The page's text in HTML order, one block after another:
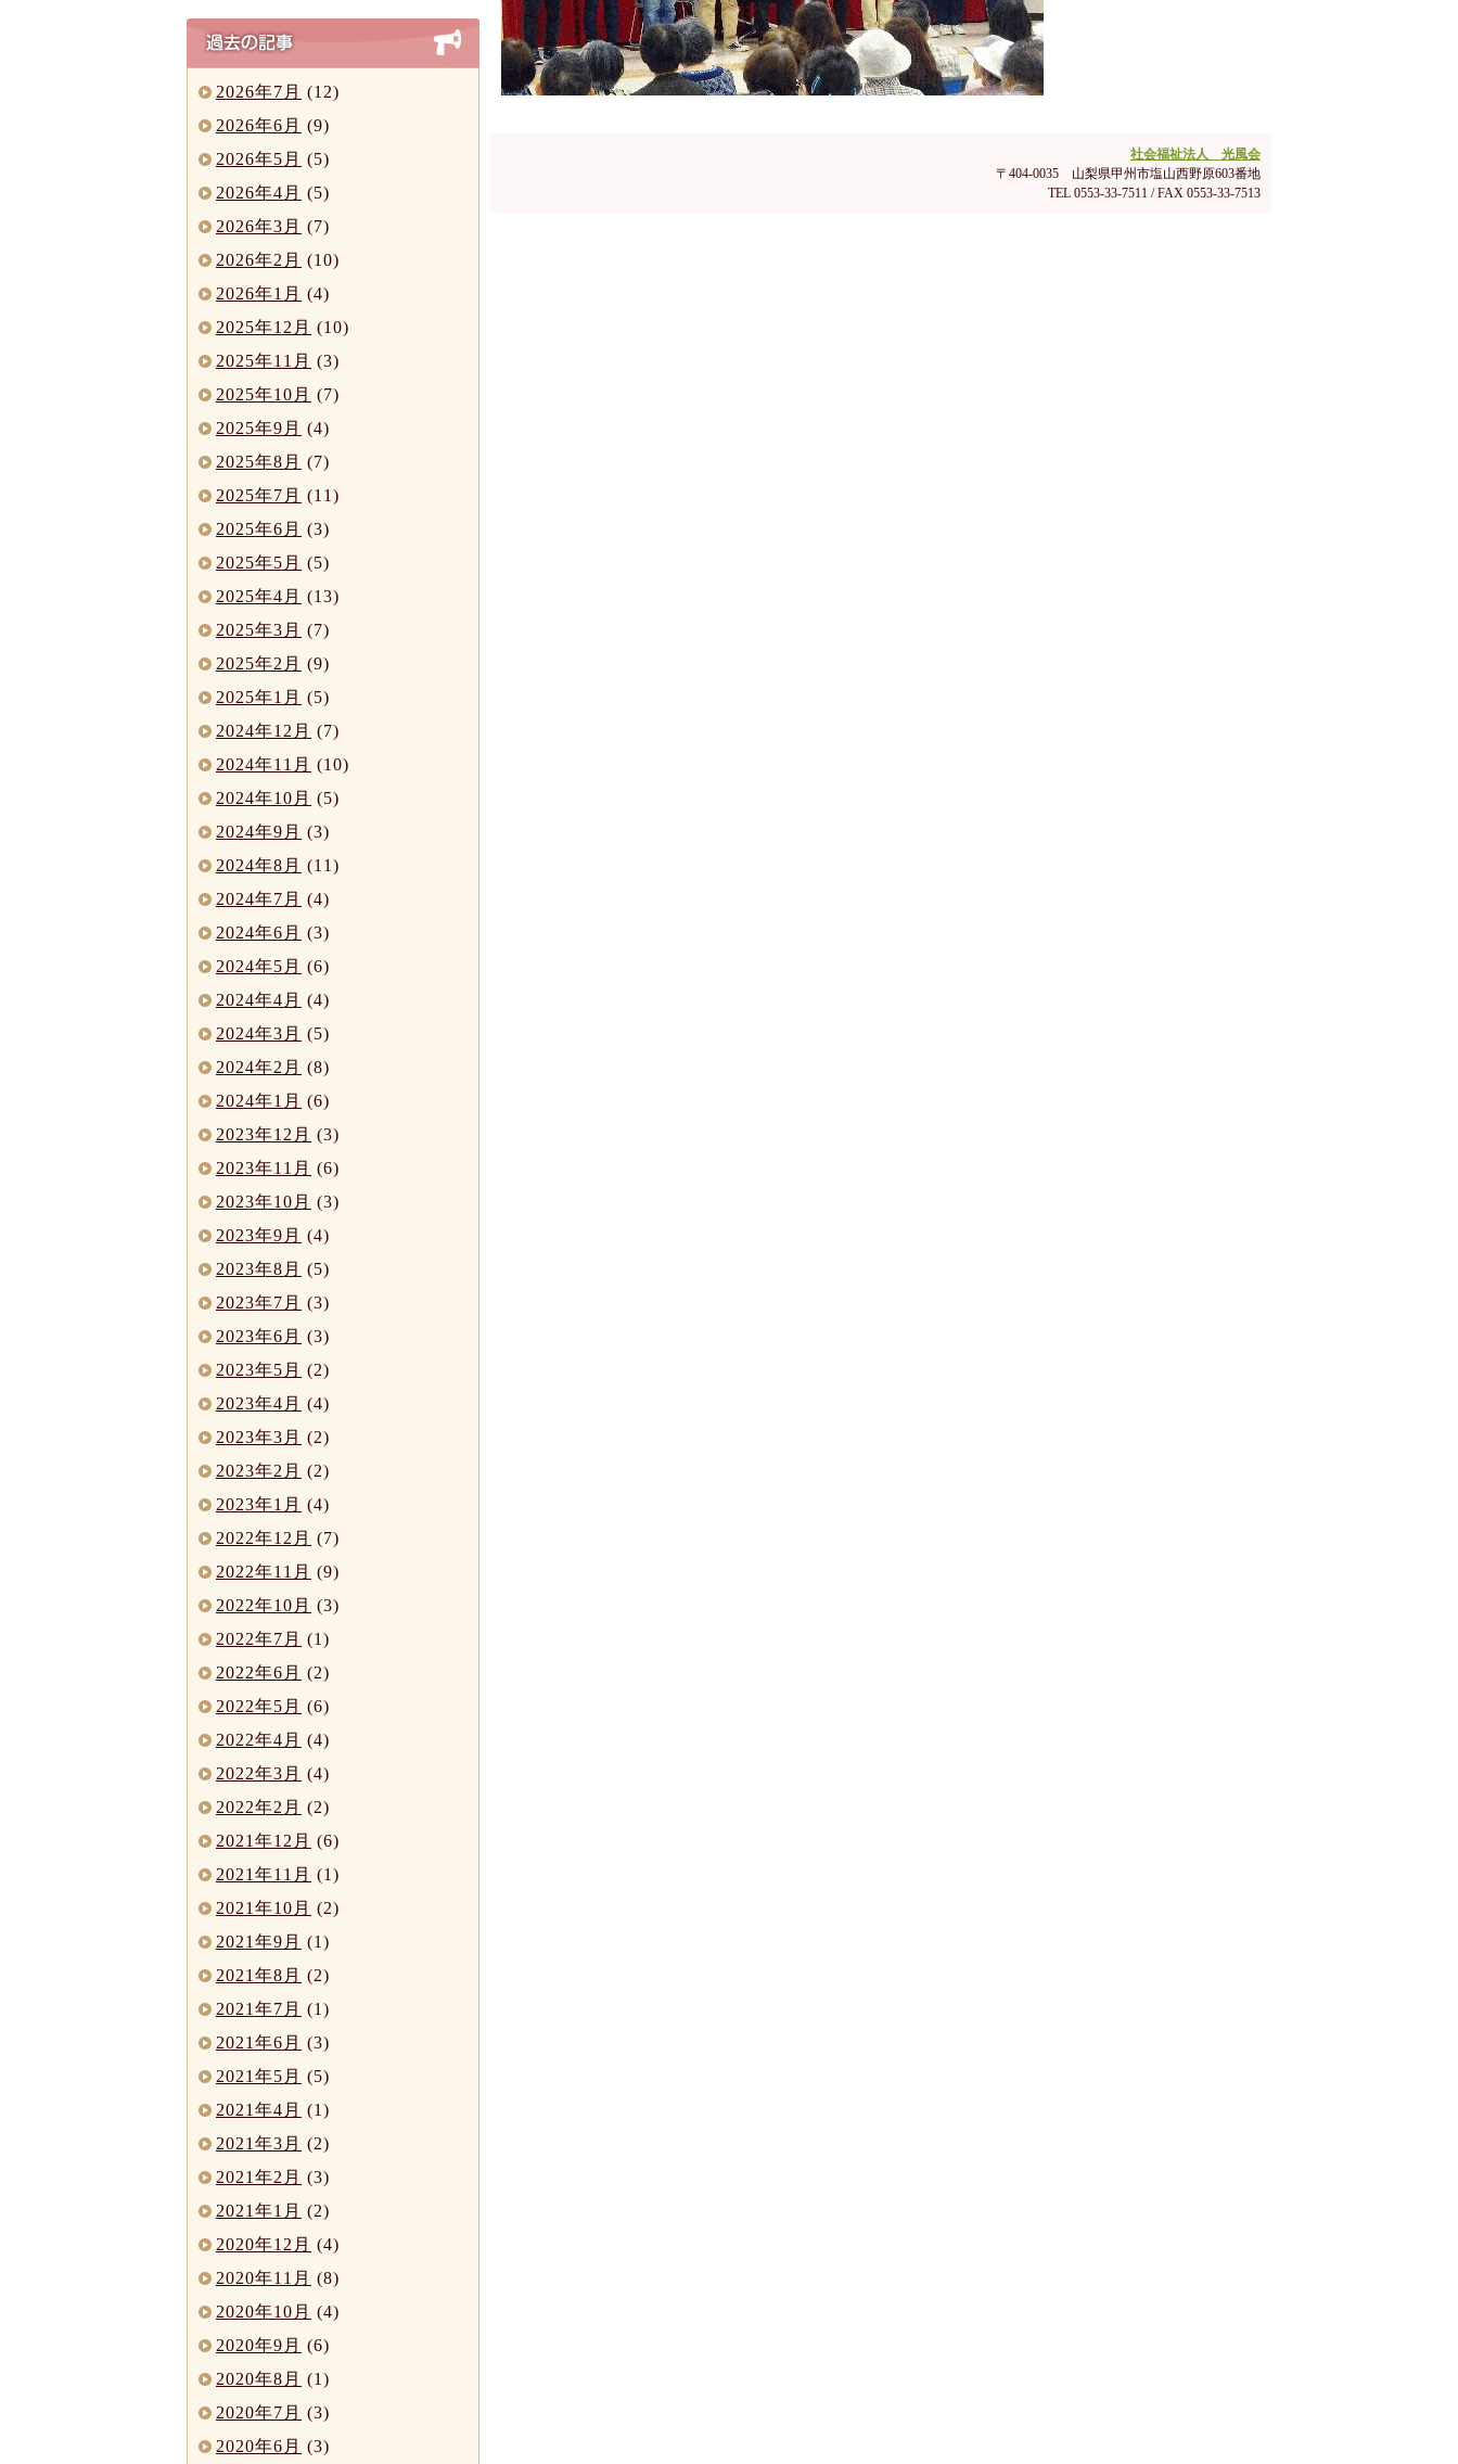
2026年7月 (12)
2026年6月 (9)
2026年5月 (5)
2026年4月 (5)
2026年3月 (7)
2026年2月 (10)
2026年1月 (4)
2025年12月 (10)
2025年11月 (3)
2025年10月 (7)
2025年9月 (4)
2025年8月 (7)
2025年7月 (11)
2025年6月 (3)
2025年5月 (5)
2025年4月 (13)
2025年3月 (7)
2025年2月 (9)
2025年1月 (5)
2024年12月 (7)
2024年11月 (10)
2024年10月 (5)
2024年9月 (3)
2024年8月 (11)
2024年7月 (4)
2024年6月 (3)
2024年5月 (6)
2024年4月 (4)
2024年3月 (5)
2024年2月 (8)
2024年1月 (6)
2023年12月 (3)
2023年11月 (6)
2023年10月 (3)
2023年9月 (4)
2023年8月 (5)
2023年7月 (3)
2023年6月 (3)
2023年5月 (2)
2023年4月 (4)
2023年3月 (2)
2023年2月 (2)
2023年1月 (4)
2022年12月 (7)
2022年11月 (9)
2022年10月 (3)
2022年7月 (1)
2022年6月 (2)
2022年5月 (6)
2022年4月 (4)
2022年3月 (4)
2022年2月 (2)
2021年12月 (6)
2021年11月 (1)
2021年10月 (2)
2021年9月 (1)
2021年8月 (2)
2021年7月 (1)
2021年6月 (3)
2021年5月 (5)
2021年4月 (1)
2021年3月 (2)
2021年2月 (3)
2021年1月 (2)
2020年12月 (4)
2020年11月 (8)
2020年10月 (4)
2020年9月 (6)
2020年8月 (1)
2020年7月 (3)
2020年6月 (3)
社会福祉法人 光風会
〒404-0035 山梨県甲州市塩山西野原603番地
TEL 0553-33-7511 / FAX 0553-33-7513